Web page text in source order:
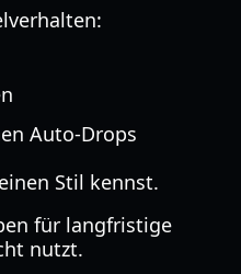
Auto-Drops
Stil kennst.
für langfristige
nutzt.